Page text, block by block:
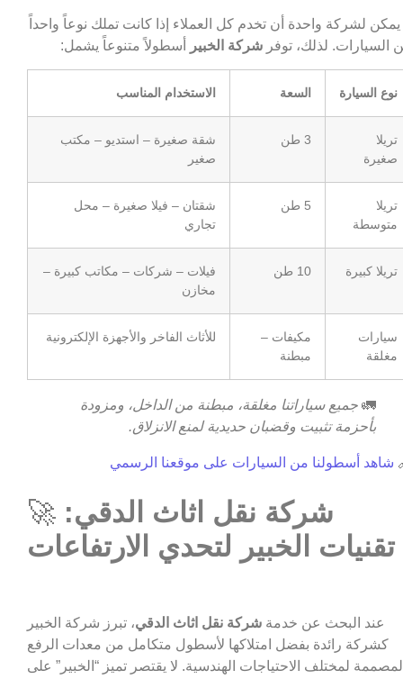
يمكن لشركة واحدة أن تخدم كل العملاء إذا كانت تملك نوعاً واحداً
السيارات. لذلك، توفر شركة الخبير أسطولاً متنوعاً يشمل:
نوع السيارة السعة الاستخدام المناسب
تريلا
صغيرة
3 طن
شقة صغيرة – استديو – مكتب
صغير
تريلا
متوسطة
5 طن
شقتان – فيلا صغيرة – محل
تجاري
تريلا كبيرة 10 طن
فيلات – شركات – مكاتب كبيرة –
مخازن
سيارات
مغلقة
مكيفات –
مبطنة
للأثاث الفاخر والأجهزة الإلكترونية
🚛 جميع سياراتنا مغلقة، مبطنة من الداخل، ومزودة
بأحزمة تثبيت وقضبان حديدية لمنع الانزلاق.
شاهد أسطولنا من السيارات على موقعنا الرسمي
🚀 شركة نقل اثاث الدقي:
تقنيات الخبير لتحدي الارتفاعات
عند البحث عن خدمة شركة نقل اثاث الدقي، تبرز شركة الخبير
كشركة رائدة بفضل امتلاكها لأسطول متكامل من معدات الرفع
لمختلف الاحتياجات الهندسية. لا يقتصر تميز “الخبير” على